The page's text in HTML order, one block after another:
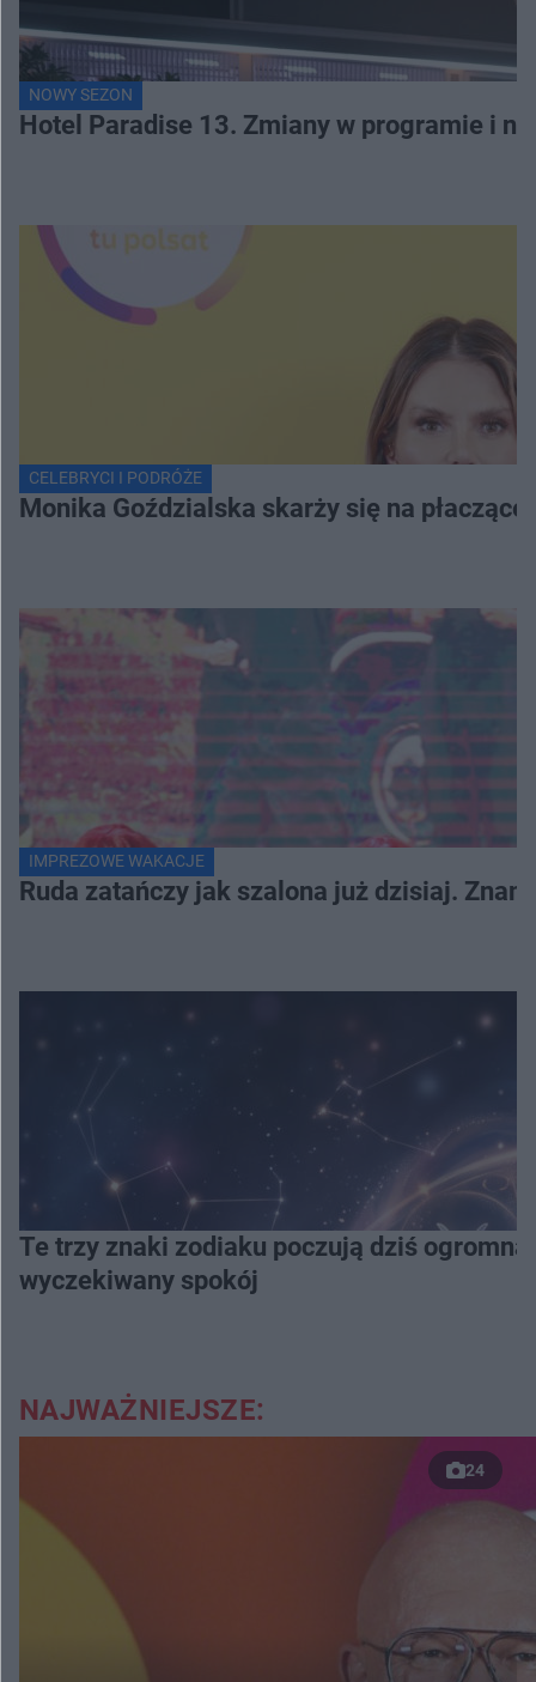
NOWY SEZON
Hotel Paradise 13. Zmiany w programie i
CELEBRYCI I PODRÓŻE
Monika Goździalska skarży się na
IMPREZOWE WAKACJE
Ruda zatańczy jak szalona już dzisiaj.
Te trzy znaki zodiaku poczują dziś
wyczekiwany spokój
NAJWAŻNIEJSZE:
24